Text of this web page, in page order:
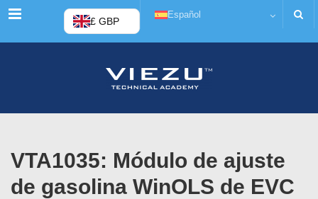
Menú £ GBP
Español
VTA1035: Módulo de ajuste
de gasolina WinOLS de EVC